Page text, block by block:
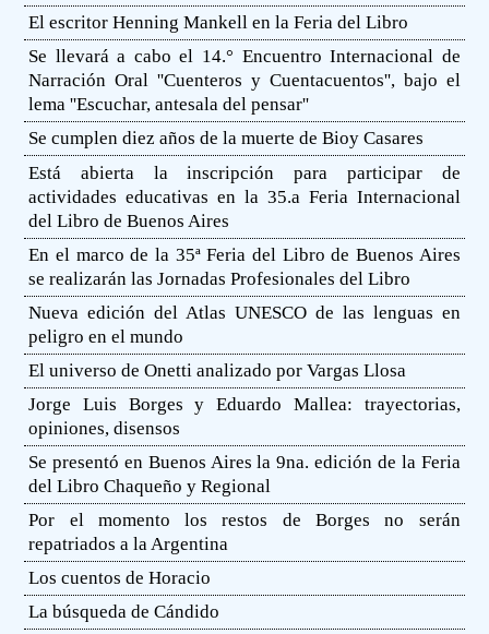
El escritor Henning Mankell en la Feria del Libro
Se llevará a cabo el 14.° Encuentro Internacional de
Narración Oral ''Cuenteros y Cuentacuentos'', bajo el
lema ''Escuchar, antesala del pensar''
Se cumplen diez años de la muerte de Bioy Casares
Está abierta la inscripción para participar de
actividades educativas en la 35.a Feria Internacional
del Libro de Buenos Aires
En el marco de la 35ª Feria del Libro de Buenos Aires
se realizarán las Jornadas Profesionales del Libro
Nueva edición del Atlas UNESCO de las lenguas en
peligro en el mundo
El universo de Onetti analizado por Vargas Llosa
Jorge Luis Borges y Eduardo Mallea: trayectorias,
opiniones, disensos
Se presentó en Buenos Aires la 9na. edición de la Feria
del Libro Chaqueño y Regional
Por el momento los restos de Borges no serán
repatriados a la Argentina
Los cuentos de Horacio
La búsqueda de Cándido